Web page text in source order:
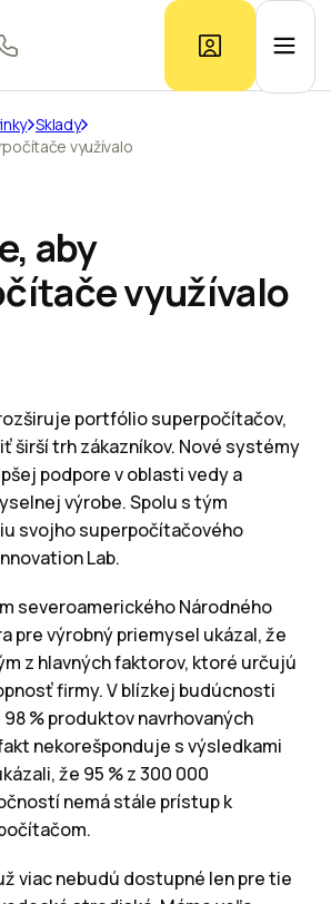
Ponuka kancelárií
Kontakt
Sklady
využívalo
aby
využívalo
portfólio superpočítačov,
širší trh zákazníkov. Nové systémy
podpore v oblasti vedy a
výrobe. Spolu s tým
svojho superpočítačového
Lab.
severoamerického Národného
pre výrobný priemysel ukázal, že
z hlavných faktorov, ktoré určujú
firmy. V blízkej budúcnosti
% produktov navrhovaných
nekorešponduje s výsledkami
že 95 % z 300 000
nemá stále prístup k
viac nebudú dostupné len pre tie